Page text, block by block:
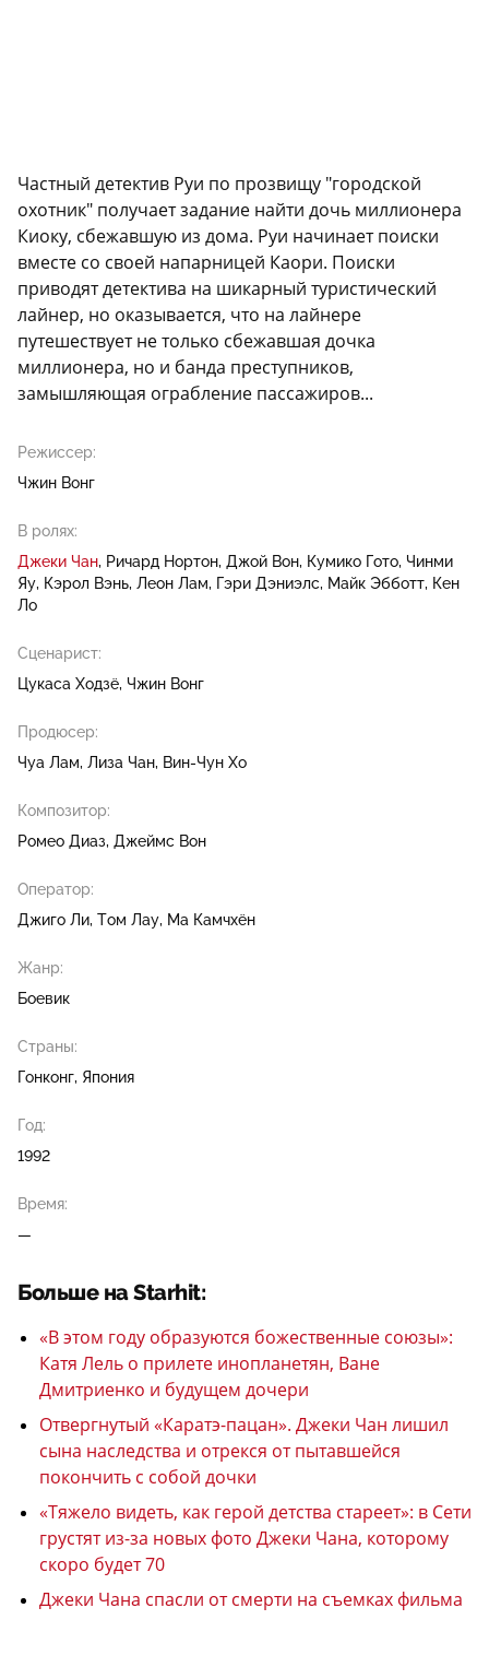
Частный детектив Руи по прозвищу "городской
охотник" получает задание найти дочь миллионера
Киоку, сбежавшую из дома. Руи начинает поиски
вместе со своей напарницей Каори. Поиски
приводят детектива на шикарный туристический
лайнер, но оказывается, что на лайнере
путешествует не только сбежавшая дочка
миллионера, но и банда преступников,
замышляющая ограбление пассажиров...
Режиссер:
Чжин Вонг
В ролях:
Джеки Чан Ричард Нортон Джой Вон Кумико Гото Чинми
Яу Кэрол Вэнь Леон Лам Гэри Дэниэлс Майк Эбботт Кен
Ло
Сценарист:
Цукаса Ходзё Чжин Вонг
Продюсер:
Чуа Лам Лиза Чан Вин-Чун Хо
Композитор:
Ромео Диаз Джеймс Вон
Оператор:
Джиго Ли Том Лау Ма Камчхён
Жанр:
Боевик
Страны:
Гонконг, Япония
Год:
1992
Время:
—
Больше на Starhit:
«В этом году образуются божественные союзы»:
Катя Лель о прилете инопланетян, Ване
Дмитриенко и будущем дочери
Отвергнутый «Каратэ-пацан». Джеки Чан лишил
сына наследства и отрекся от пытавшейся
покончить с собой дочки
«Тяжело видеть, как герой детства стареет»: в Сети
грустят из-за новых фото Джеки Чана, которому
скоро будет 70
Джеки Чана спасли от смерти на съемках фильма